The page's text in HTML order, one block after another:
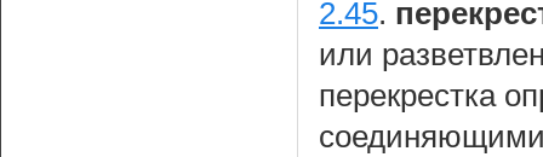
2.45.
или
перекрестка
соединяющими